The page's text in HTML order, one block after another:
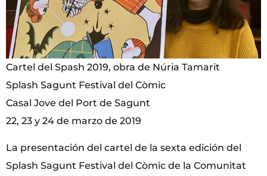
Cartel del Spash 2019, obra de Núria Tamarit
Splash Sagunt Festival del Còmic
Casal Jove del Port de Sagunt
22, 23 y 24 de marzo de 2019
La presentación del cartel de la sexta edición del
Splash Sagunt Festival del Còmic de la Comunitat